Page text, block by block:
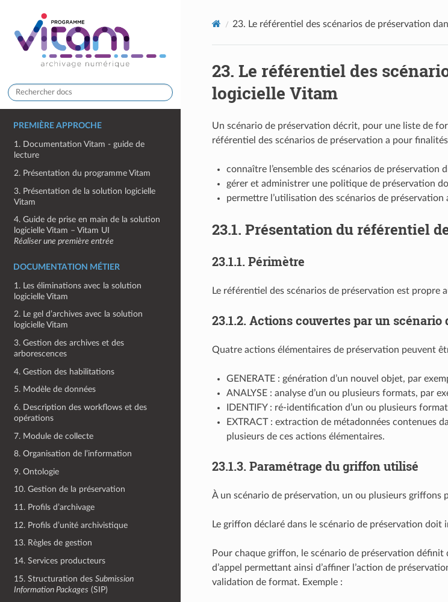
PREMIÈRE APPROCHE
1. Documentation Vitam - guide de
lecture
2. Présentation du programme Vitam
3. Présentation de la solution logicielle
Vitam
4. Guide de prise en main de la solution
logicielle Vitam – Vitam UI
Réaliser une première entrée
DOCUMENTATION MÉTIER
1. Les éliminations avec la solution
logicielle Vitam
2. Le gel d’archives avec la solution
logicielle Vitam
3. Gestion des archives et des
arborescences
4. Gestion des habilitations
5. Modèle de données
6. Description des workflows et des
opérations
7. Module de collecte
8. Organisation de l’information
9. Ontologie
10. Gestion de la préservation
11. Profils d’archivage
12. Profils d’unité archivistique
13. Règles de gestion
14. Services producteurs
15. Structuration desSubmission
Information Packages (SIP)
23. Le référentiel des scénarios de préservation
23. Le référentiel des
logicielle Vitam
Un scénario de préservation décrit, pour une liste de
référentiel des scénarios de préservation a pour
connaître l’ensemble des scénarios de
gérer et administrer une politique de préservation
permettre l’utilisation des scénarios de
23.1. Présentation du référentiel
23.1.1. Périmètre
Le référentiel des scénarios de préservation est propre
23.1.2. Actions couvertes par un scénario
Quatre actions élémentaires de préservation peuvent
GENERATE : génération d’un nouvel objet, par
ANALYSE : analyse d’un ou plusieurs formats, par
IDENTIFY : ré-identification d’un ou plusieurs
EXTRACT : extraction de métadonnées contenues
plusieurs de ces actions élémentaires.
23.1.3. Paramétrage du griffon utilisé
À un scénario de préservation, un ou plusieurs griffons
Le griffon déclaré dans le scénario de préservation
Pour chaque griffon, le scénario de préservation
d’appel permettant ainsi d’affiner l’action de
validation de format. Exemple :